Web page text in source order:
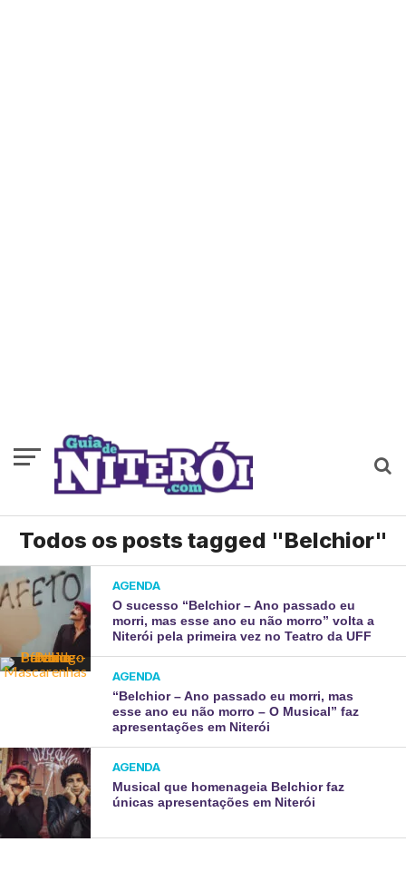
Todos os posts tagged "Belchior"
AGENDA
O sucesso “Belchior – Ano passado eu
morri, mas esse ano eu não morro” volta a
Niterói pela primeira vez no Teatro da UFF
AGENDA
“Belchior – Ano passado eu morri, mas
esse ano eu não morro – O Musical” faz
apresentações em Niterói
AGENDA
Musical que homenageia Belchior faz
únicas apresentações em Niterói